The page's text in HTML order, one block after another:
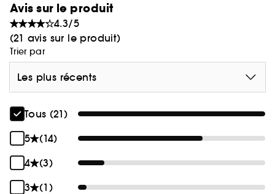
Avis sur le produit
4.3/5
(21 avis sur le produit)
Trier par
Les plus récents
Tous (21)
5
(14)
4
(3)
3
(1)